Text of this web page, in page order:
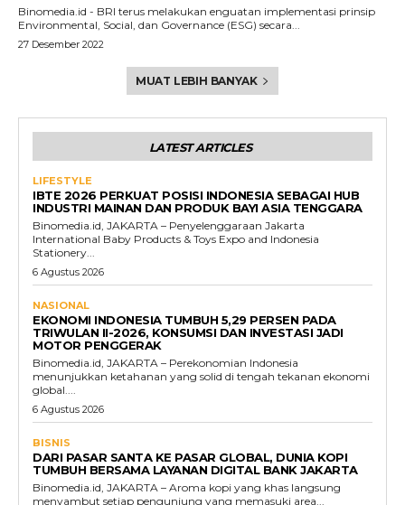
Binomedia.id - BRI terus melakukan enguatan implementasi prinsip
Environmental, Social, dan Governance (ESG) secara...
27 Desember 2022
MUAT LEBIH BANYAK
LATEST ARTICLES
LIFESTYLE
IBTE 2026 PERKUAT POSISI INDONESIA SEBAGAI HUB
INDUSTRI MAINAN DAN PRODUK BAYI ASIA TENGGARA
Binomedia.id, JAKARTA – Penyelenggaraan Jakarta
International Baby Products & Toys Expo and Indonesia
Stationery...
6 Agustus 2026
NASIONAL
EKONOMI INDONESIA TUMBUH 5,29 PERSEN PADA
TRIWULAN II-2026, KONSUMSI DAN INVESTASI JADI
MOTOR PENGGERAK
Binomedia.id, JAKARTA – Perekonomian Indonesia
menunjukkan ketahanan yang solid di tengah tekanan ekonomi
global....
6 Agustus 2026
BISNIS
DARI PASAR SANTA KE PASAR GLOBAL, DUNIA KOPI
TUMBUH BERSAMA LAYANAN DIGITAL BANK JAKARTA
Binomedia.id, JAKARTA – Aroma kopi yang khas langsung
menyambut setiap pengunjung yang memasuki area...